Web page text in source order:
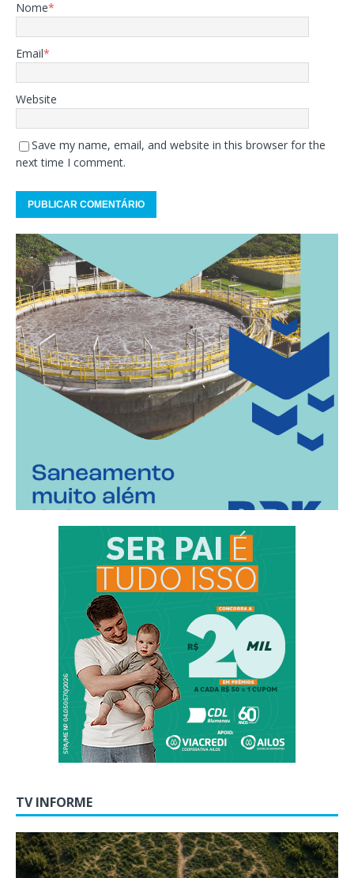
Nome*
Email*
Website
Save my name, email, and website in this browser for the
next time I comment.
TV INFORME